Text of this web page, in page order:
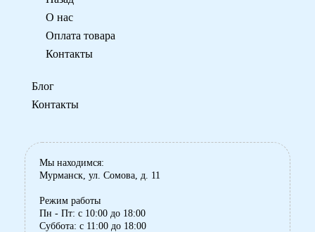
О нас
Оплата товара
Контакты
Блог
Контакты
Мы находимся:
Мурманск, ул. Сомова, д. 11
Режим работы
Пн - Пт: с 10:00 до 18:00
Суббота: с 11:00 до 18:00